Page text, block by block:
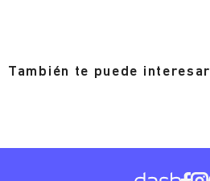
También te puede interesar